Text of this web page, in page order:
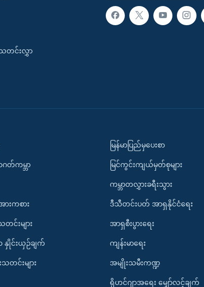
သတင်းလွှာ
တ်ကမ္ဘာ
းကစား
င်းများ
နှိုင်းယှဉ်ချက်
သတင်းများ
မြန်မာပြည်မှပေးစာ
မြင်ကွင်းကျယ်မှတ်စုများ
ကမ္ဘာတလွှားခရီးသွား
ဒီသီတင်းပတ် အာရှနိုင်ငံရေး
အာရှစီးပွားရေး
ကျန်းမာရေး
အမျိုးသမီးကဏ္ဍ
ရိုဟင်ဂျာအရေး မျှော်လင့်ချက်